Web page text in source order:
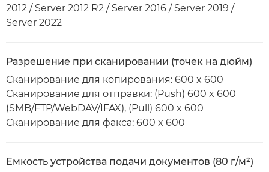
2012 / Server 2012 R2 / Server 2016 / Server 2019 /
Server 2022
Разрешение при сканировании (точек на дюйм)
Сканирование для копирования: 600 x 600
Сканирование для отправки: (Push) 600 x 600
(SMB/FTP/WebDAV/IFAX), (Pull) 600 x 600
Сканирование для факса: 600 x 600
Емкость устройства подачи документов (80 г/м²)